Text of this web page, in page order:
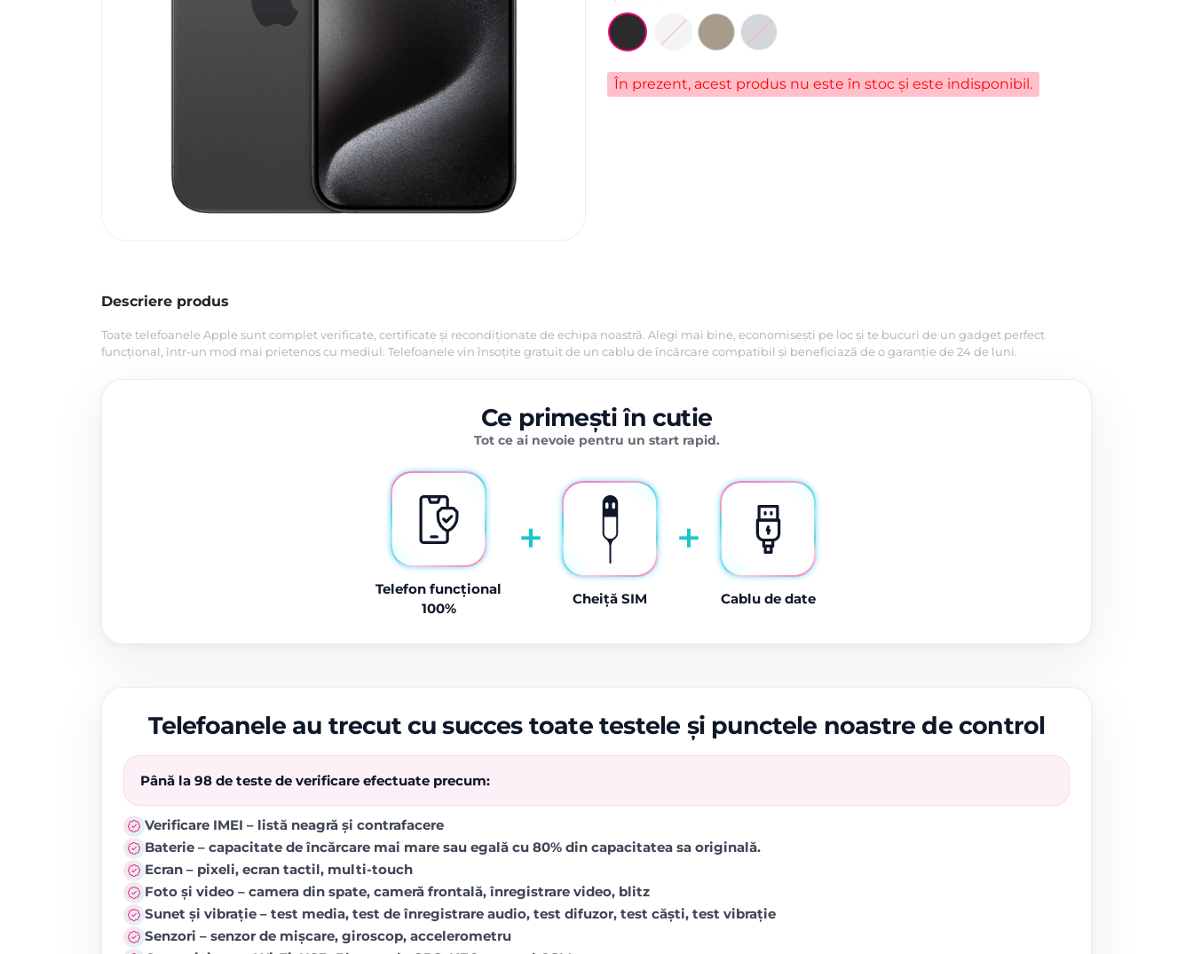
În prezent, acest produs nu este în stoc și este indisponibil.
Descriere produs
Toate telefoanele Apple sunt complet verificate, certificate și recondiționate de echipa noastră. Alegi mai bine, economisești pe loc și te bucuri de un gadget perfect
funcțional, într-un mod mai prietenos cu mediul. Telefoanele vin însoțite gratuit de un cablu de încărcare compatibil și beneficiază de o garanție de 24 de luni.
Ce primești în cutie
Tot ce ai nevoie pentru un start rapid.
Telefon funcțional
100%
+
Cheiță SIM
+
Cablu de date
Telefoanele au trecut cu succes toate testele și punctele noastre de control
Până la 98 de teste de verificare efectuate precum:
Verificare IMEI – listă neagră și contrafacere
Baterie – capacitate de încărcare mai mare sau egală cu 80% din capacitatea sa originală.
Ecran – pixeli, ecran tactil, multi-touch
Foto și video – camera din spate, cameră frontală, înregistrare video, blitz
Sunet și vibrație – test media, test de înregistrare audio, test difuzor, test căști, test vibrație
Senzori – senzor de mișcare, giroscop, accelerometru